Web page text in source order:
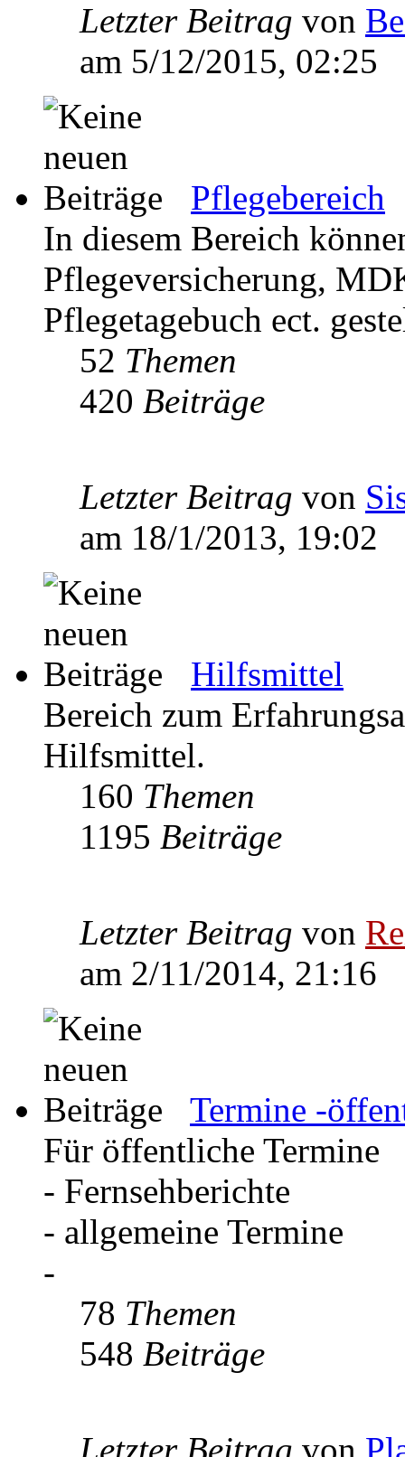
Letzter Beitrag von
am 5/12/2015, 02:25
Pflegebereich
In diesem Bereich
Pflegeversicherung,
Pflegetagebuch ect.
52 Themen
420 Beiträge
Letzter Beitrag von
am 18/1/2013, 19:02
Hilfsmittel
Bereich zum
Hilfsmittel.
160 Themen
1195 Beiträge
Letzter Beitrag von
am 2/11/2014, 21:16
Termine -
Für öffentliche Termine
- Fernsehberichte
- allgemeine Termine
-
78 Themen
548 Beiträge